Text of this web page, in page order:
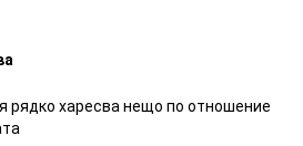
рядко харесва нещо по отношение